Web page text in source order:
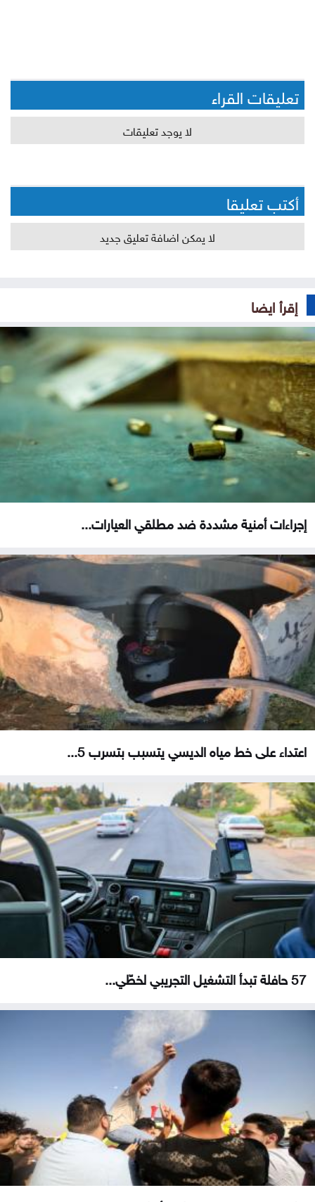
تعليقات القراء
لا يوجد تعليقات
أكتب تعليقا
لا يمكن اضافة تعليق جديد
إقرأ ايضا
إجراءات أمنية مشددة ضد مطلقي العيارات...
اعتداء على خط مياه الديسي يتسبب بتسرب 5...
57 حافلة تبدأ التشغيل التجريبي لخطّي...